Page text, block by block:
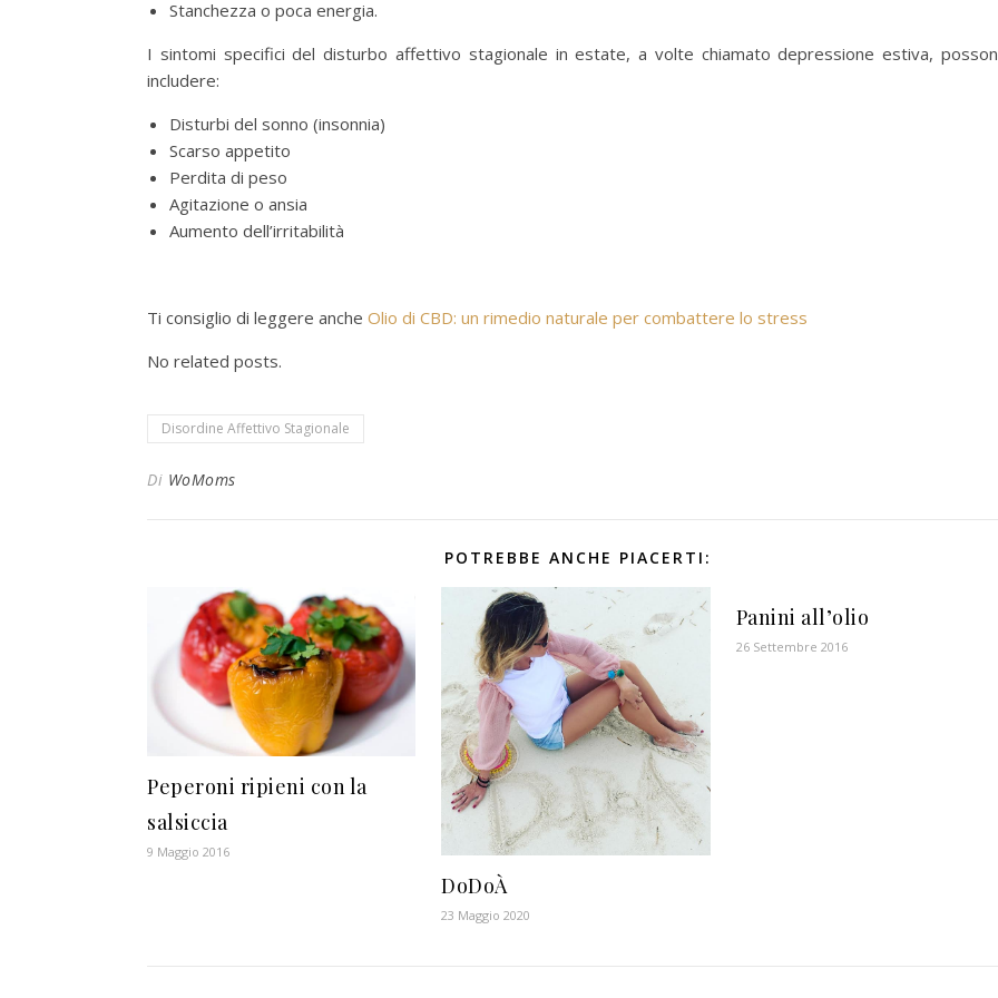
Stanchezza o poca energia.
I sintomi specifici del disturbo affettivo stagionale in estate, a volte chiamato depressione estiva,
includere:
Disturbi del sonno (insonnia)
Scarso appetito
Perdita di peso
Agitazione o ansia
Aumento dell’irritabilità
Ti consiglio di leggere anche Olio di CBD: un rimedio naturale per combattere lo stress
No related posts.
Disordine Affettivo Stagionale
Di WoMoms
POTREBBE ANCHE PIACERTI:
Peperoni ripieni con la
salsiccia
9 Maggio 2016
DoDoÀ
23 Maggio 2020
Panini all’olio
26 Settembre 2016